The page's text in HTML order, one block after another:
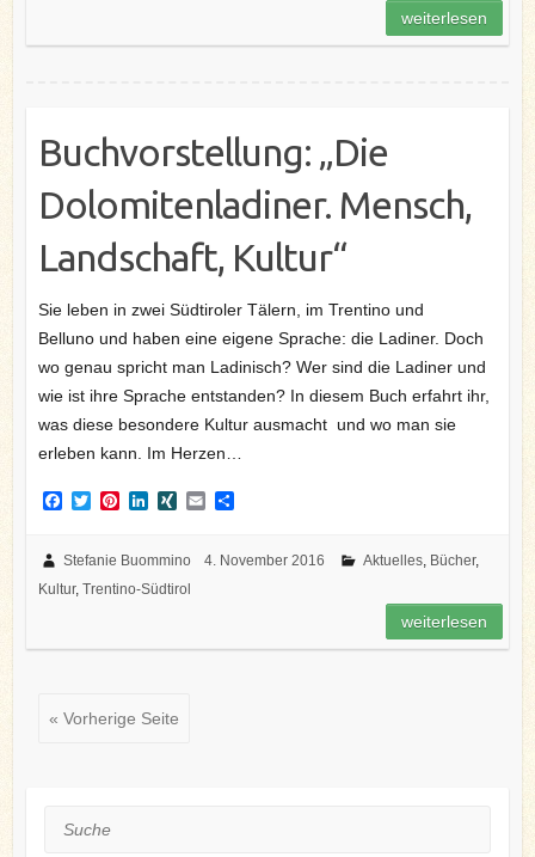
t
weiterlesen
Buchvorstellung: „Die
Dolomitenladiner. Mensch,
Landschaft, Kultur“
Sie leben in zwei Südtiroler Tälern, im Trentino und
Belluno und haben eine eigene Sprache: die Ladiner. Doch
wo genau spricht man Ladinisch? Wer sind die Ladiner und
wie ist ihre Sprache entstanden? In diesem Buch erfahrt ihr,
was diese besondere Kultur ausmacht und wo man sie
erleben kann. Im Herzen…
F
e
o
T
t
e
P
t
r
t
L
k
d
X
G
E
i
T
l
Stefanie Buommino 4. November 2016 Aktuelles, Bücher,
Kultur, Trentino-Südtirol
weiterlesen
« Vorherige Seite
Suche